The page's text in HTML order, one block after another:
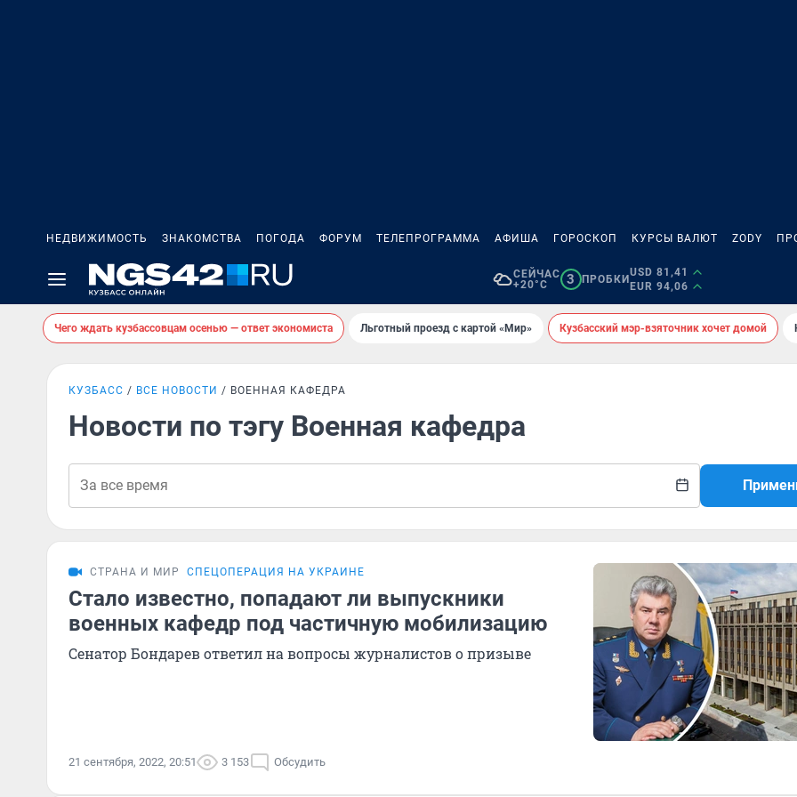
НЕДВИЖИМОСТЬ ЗНАКОМСТВА ПОГОДА ФОРУМ ТЕЛЕПРОГРАММА АФИША ГОРОСКОП КУРСЫ ВАЛЮТ ZODY
СЕЙЧАС
+20°C
3 ПРОБКИ
USD 81,41
EUR 94,06
Чего ждать кузбассовцам осенью — ответ экономиста Льготный проезд с картой «Мир» Кузбасский мэр-взяточник хочет домой
КУЗБАСС ВСЕ НОВОСТИ ВОЕННАЯ КАФЕДРА
Новости по тэгу Военная кафедра
СТРАНА И МИР СПЕЦОПЕРАЦИЯ НА УКРАИНЕ
Стало известно, попадают ли выпускники
военных кафедр под частичную мобилизацию
Сенатор Бондарев ответил на вопросы журналистов о призыве
21 сентября, 2022, 20:51 3 153 Обсудить